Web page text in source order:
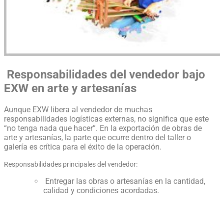
Responsabilidades del vendedor bajo
EXW en arte y artesanías
Aunque EXW libera al vendedor de muchas
responsabilidades logísticas externas, no significa que este
“no tenga nada que hacer”. En la exportación de obras de
arte y artesanías, la parte que ocurre dentro del taller o
galería es crítica para el éxito de la operación.
Responsabilidades principales del vendedor:
Entregar las obras o artesanías en la cantidad,
calidad y condiciones acordadas.